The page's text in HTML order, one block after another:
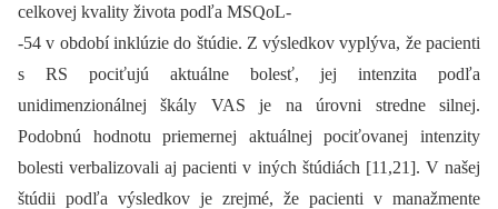
celkovej kvality života podľa MSQoL-
-54 v období inklúzie do štúdie. Z výsledkov vyplýva, že pacienti
s RS pociťujú aktuálne bolesť, jej intenzita podľa
unidimenzionálnej škály VAS je na úrovni stredne silnej.
Podobnú hodnotu priemernej aktuálnej pociťovanej intenzity
bolesti verbalizovali aj pacienti v iných štúdiách [11,21]. V našej
štúdii podľa výsledkov je zrejmé, že pacienti v manažmente